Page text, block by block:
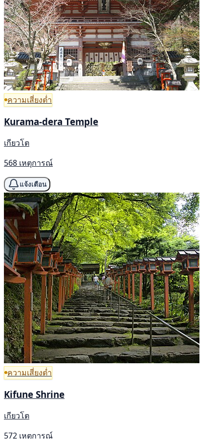
ความเสี่ยงต่ำ
Kurama-dera Temple
เกียวโต
568 เหตุการณ์
แจ้งเตือน
ความเสี่ยงต่ำ
Kifune Shrine
เกียวโต
572 เหตุการณ์